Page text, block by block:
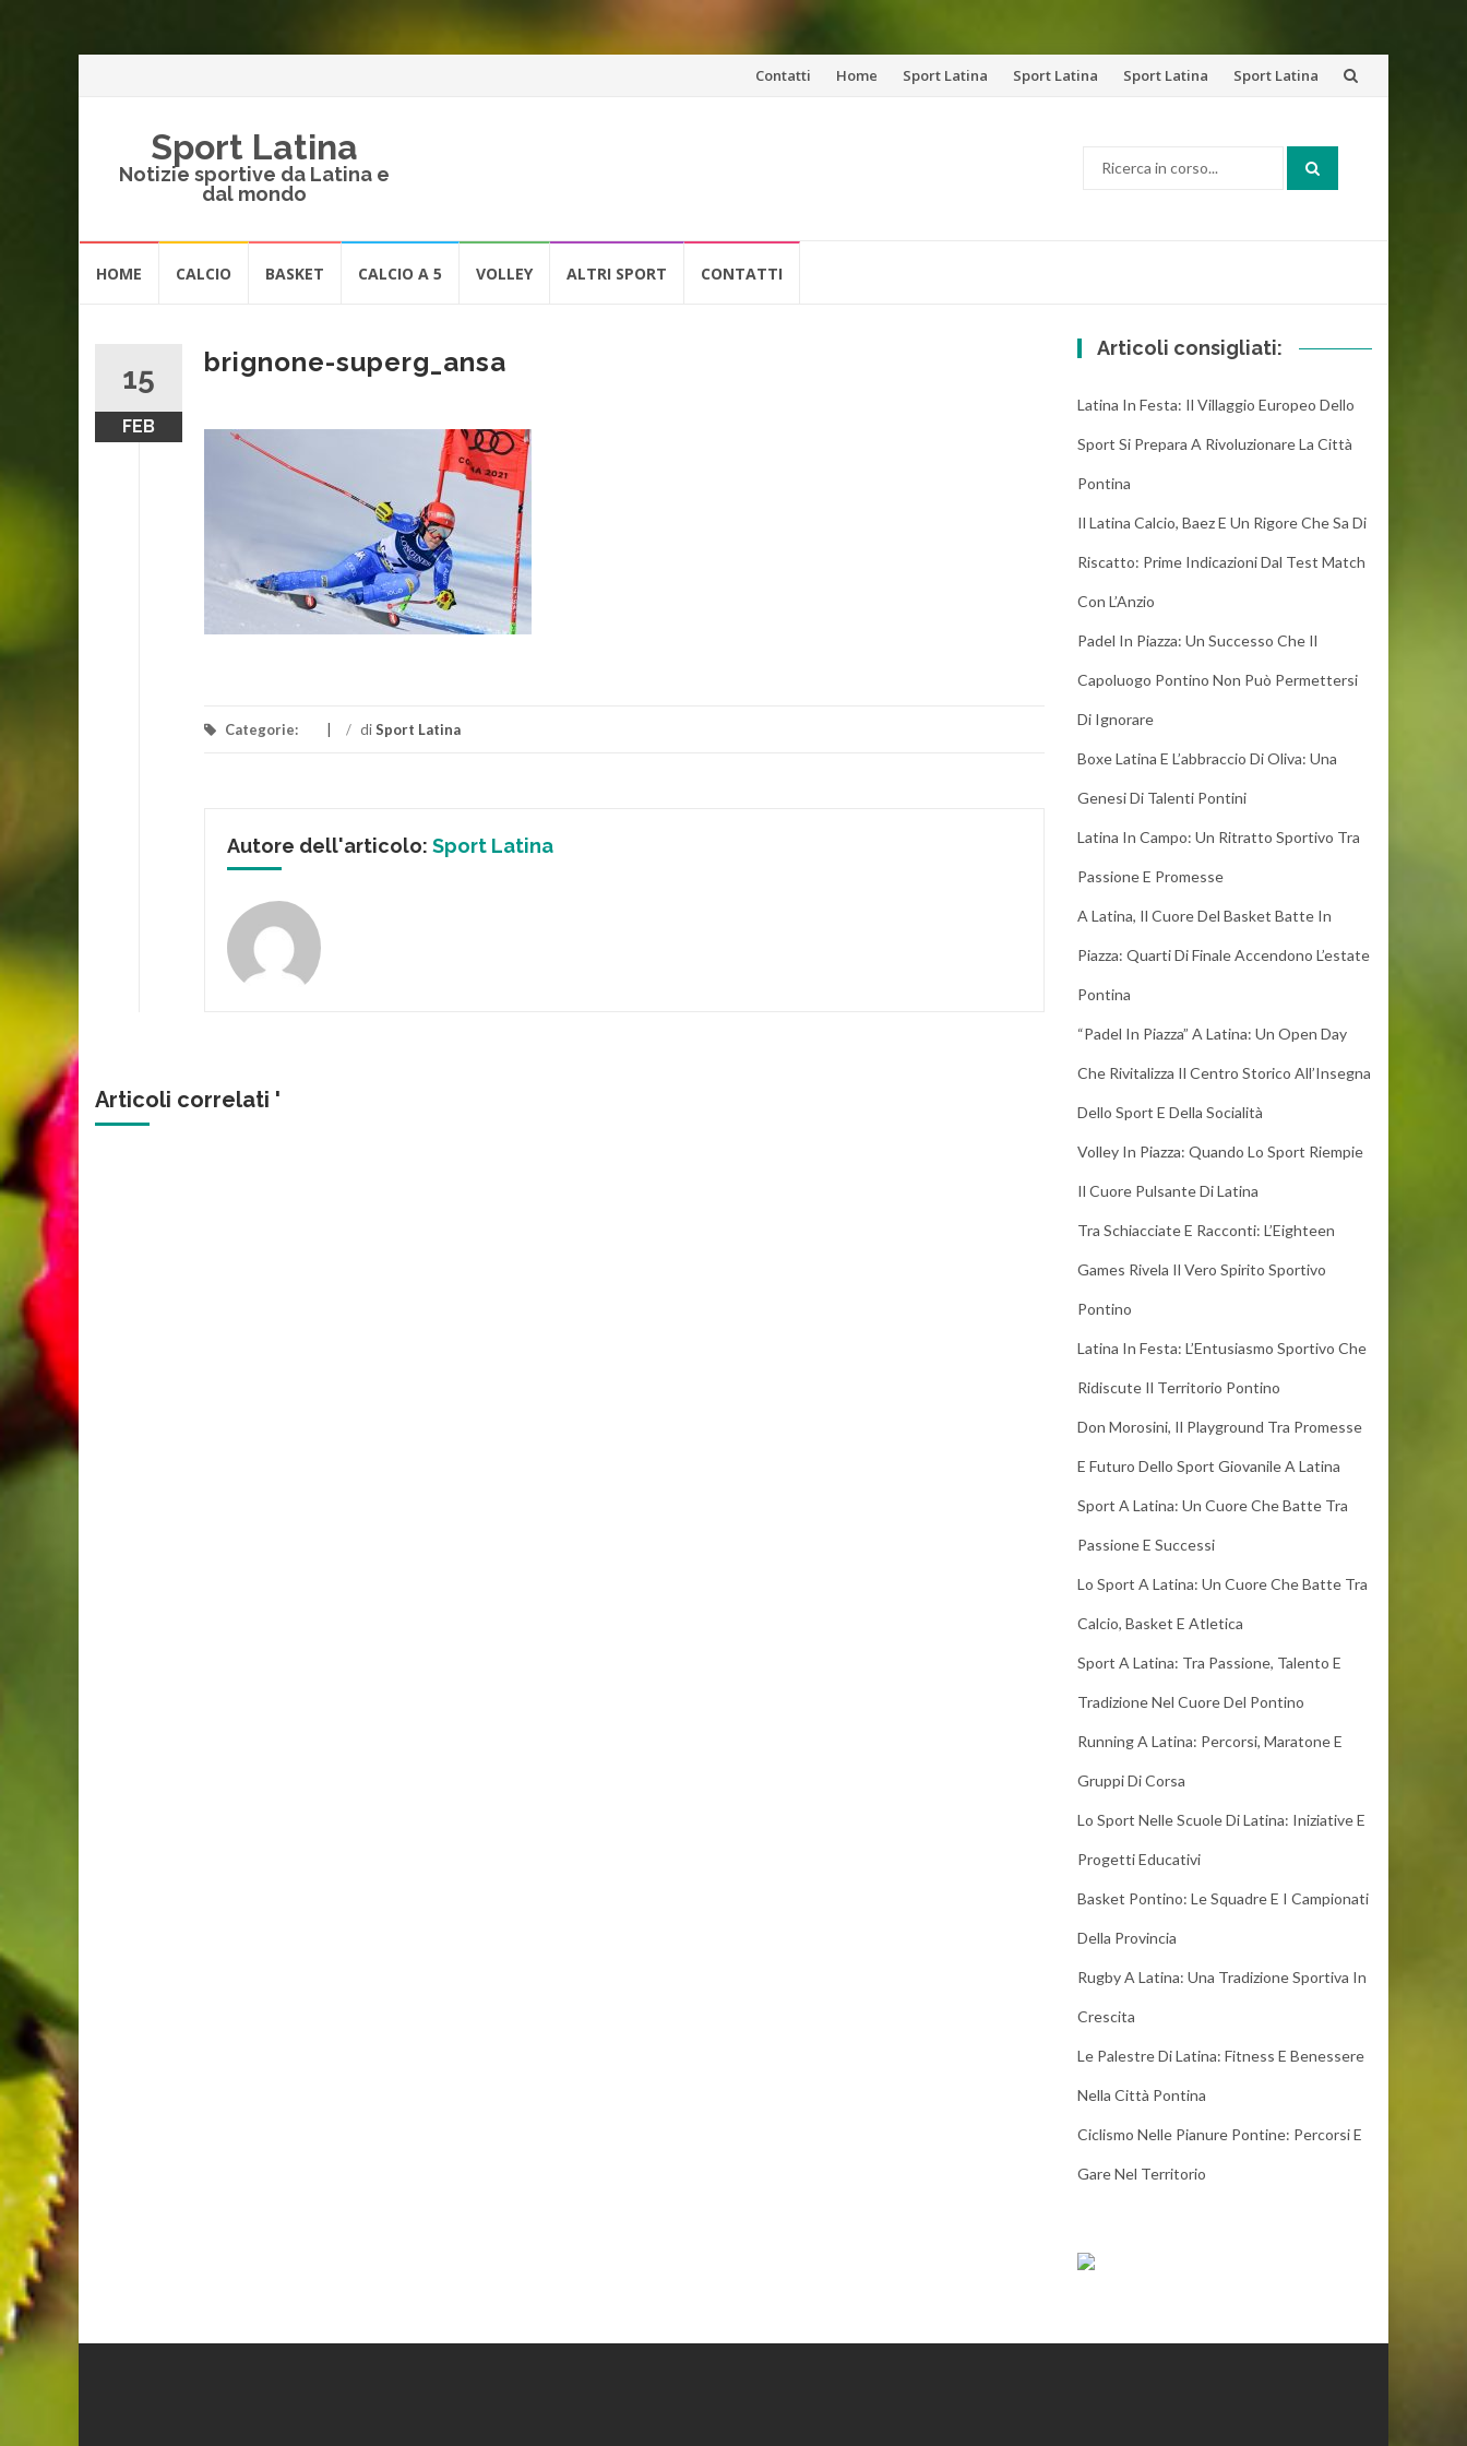
VaiContatti Home Sport Latina Sport Latina Sport Latina Sport Latina
Sport Latina
Notizie sportive da Latina e
dal mondo
HOME CALCIO BASKET CALCIO A 5 VOLLEY ALTRI SPORT CONTATTI
15
FEB
brignone-superg_ansa
Categorie: / diSport Latina
Autore dell'articolo: Sport Latina
Articoli correlati '
Articoli consigliati:
Latina In Festa: Il Villaggio Europeo Dello
Sport Si Prepara A Rivoluzionare La Città
Pontina
Il Latina Calcio, Baez E Un Rigore Che Sa Di
Riscatto: Prime Indicazioni Dal Test Match
Con L’Anzio
Padel In Piazza: Un Successo Che Il
Capoluogo Pontino Non Può Permettersi
Di Ignorare
Boxe Latina E L’abbraccio Di Oliva: Una
Genesi Di Talenti Pontini
Latina In Campo: Un Ritratto Sportivo Tra
Passione E Promesse
A Latina, Il Cuore Del Basket Batte In
Piazza: Quarti Di Finale Accendono L’estate
Pontina
“Padel In Piazza” A Latina: Un Open Day
Che Rivitalizza Il Centro Storico All’Insegna
Dello Sport E Della Socialità
Volley In Piazza: Quando Lo Sport Riempie
Il Cuore Pulsante Di Latina
Tra Schiacciate E Racconti: L’Eighteen
Games Rivela Il Vero Spirito Sportivo
Pontino
Latina In Festa: L’Entusiasmo Sportivo Che
Ridiscute Il Territorio Pontino
Don Morosini, Il Playground Tra Promesse
E Futuro Dello Sport Giovanile A Latina
Sport A Latina: Un Cuore Che Batte Tra
Passione E Successi
Lo Sport A Latina: Un Cuore Che Batte Tra
Calcio, Basket E Atletica
Sport A Latina: Tra Passione, Talento E
Tradizione Nel Cuore Del Pontino
Running A Latina: Percorsi, Maratone E
Gruppi Di Corsa
Lo Sport Nelle Scuole Di Latina: Iniziative E
Progetti Educativi
Basket Pontino: Le Squadre E I Campionati
Della Provincia
Rugby A Latina: Una Tradizione Sportiva In
Crescita
Le Palestre Di Latina: Fitness E Benessere
Nella Città Pontina
Ciclismo Nelle Pianure Pontine: Percorsi E
Gare Nel Territorio